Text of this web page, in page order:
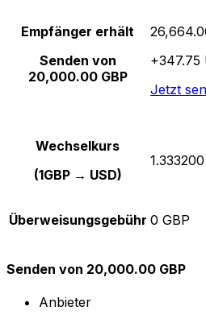
Empfänger erhält
Senden von
20,000.00 GBP
+347.75
Jetzt
Wechselkurs
(1GBP → USD)
1.333200
Überweisungsgebühr 0 GBP
Senden von 20,000.00 GBP
Anbieter